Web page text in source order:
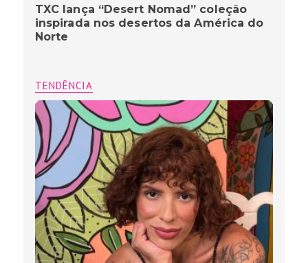
TXC lança “Desert Nomad” coleção
inspirada nos desertos da América do
Norte
TENDÊNCIA